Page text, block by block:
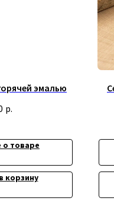
эмалью
р.
товаре
корзину Информация